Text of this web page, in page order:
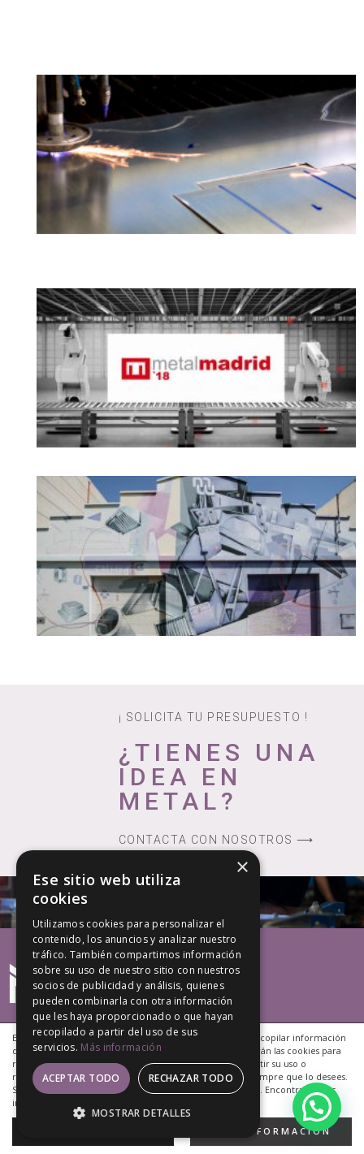
Este sitio web utiliza cookies propias y de terceros para recopilar información
que ayuda a optimizar tu visita a sus páginas. NO se utilizarán las cookies para
recoger información de carácter personal. Puedes permitir su uso o
rechazarlo, también puedes cambiar su configuración siempre que lo desees.
Si continúas navegando, consideramos que aceptas tu uso. Encontrarás más
información en nuestra
MÁS INFORMACIÓN
¡ SOLICITA TU PRESUPUESTO !
¿TIENES UNA
IDEA EN
METAL?
CONTACTA CON NOSOTROS ⟶
Copyright © 2020 Marrero Monzón, S.L.
Desarrollo Web EP Soluciones We Talk Marketing
×
Ese sitio web utiliza
cookies
Utilizamos cookies para personalizar el
contenido, los anuncios y analizar nuestro
tráfico. También compartimos información
sobre su uso de nuestro sitio con nuestros
socios de publicidad y análisis, quienes
pueden combinarla con otra información
que les haya proporcionado o que hayan
recopilado a partir del uso de sus
servicios. Más información
ACEPTAR TODO RECHAZAR TODO
MOSTRAR DETALLES